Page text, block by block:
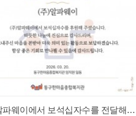
(주)알파웨이에서 보석십자수를 전달해 주셨습니다.